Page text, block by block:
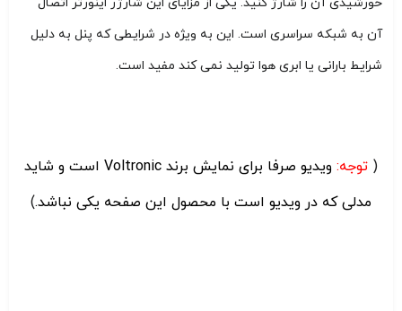
خورشیدی آن را شارژ کنید. یکی از مزایای این شارژر اینورتر اتصال
آن به شبکه سراسری است. این به ویژه در شرایطی که پنل به دلیل
شرایط بارانی یا ابری هوا تولید نمی کند مفید است.
( توجه:
ویدیو صرفا برای نمایش برند Voltronic است و شاید
مدلی که در ویدیو است با محصول این صفحه یکی نباشد.)